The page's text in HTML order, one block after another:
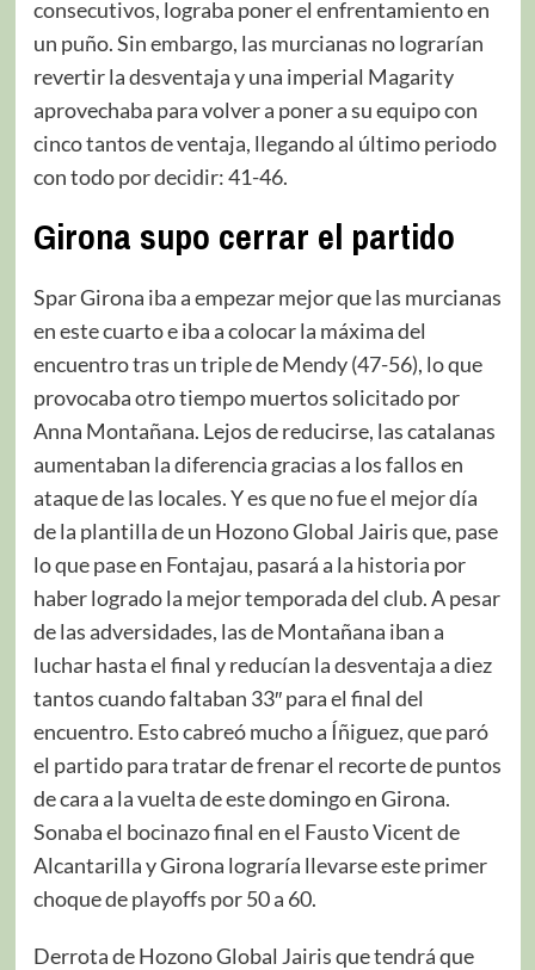
consecutivos, lograba poner el enfrentamiento en
un puño. Sin embargo, las murcianas no lograrían
revertir la desventaja y una imperial Magarity
aprovechaba para volver a poner a su equipo con
cinco tantos de ventaja, llegando al último periodo
con todo por decidir: 41-46.
Girona supo cerrar el partido
Spar Girona iba a empezar mejor que las murcianas
en este cuarto e iba a colocar la máxima del
encuentro tras un triple de Mendy (47-56), lo que
provocaba otro tiempo muertos solicitado por
Anna Montañana. Lejos de reducirse, las catalanas
aumentaban la diferencia gracias a los fallos en
ataque de las locales. Y es que no fue el mejor día
de la plantilla de un Hozono Global Jairis que, pase
lo que pase en Fontajau, pasará a la historia por
haber logrado la mejor temporada del club. A pesar
de las adversidades, las de Montañana iban a
luchar hasta el final y reducían la desventaja a diez
tantos cuando faltaban 33″ para el final del
encuentro. Esto cabreó mucho a Íñiguez, que paró
el partido para tratar de frenar el recorte de puntos
de cara a la vuelta de este domingo en Girona.
Sonaba el bocinazo final en el Fausto Vicent de
Alcantarilla y Girona lograría llevarse este primer
choque de playoffs por 50 a 60.
Derrota de Hozono Global Jairis que tendrá que